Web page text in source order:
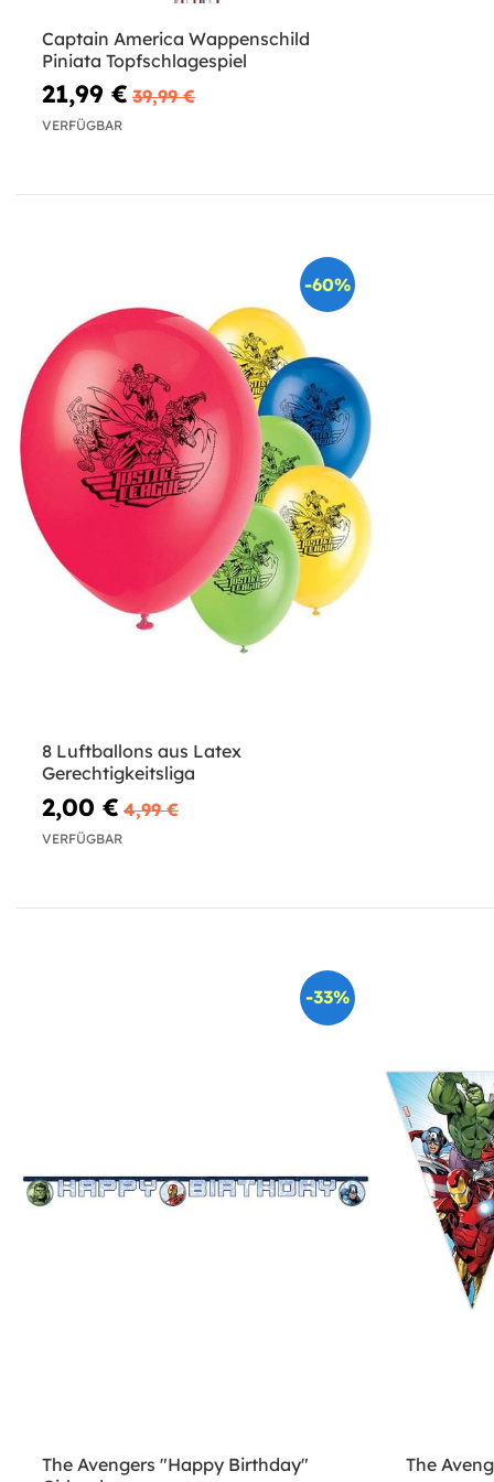
Captain America Wappenschild
Piniata Topfschlagespiel
21,99 € 39,99 €
VERFÜGBAR
-60%
8 Luftballons aus Latex
Gerechtigkeitsliga
2,00 € 4,99 €
VERFÜGBAR
-33%
The Avengers "Happy Birthday"
The